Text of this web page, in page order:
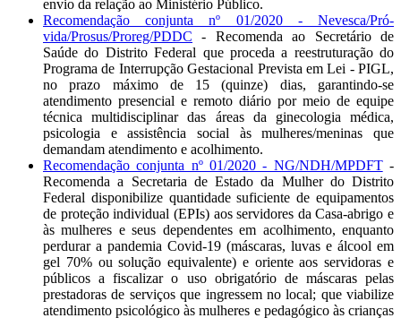
envio da relação ao Ministério Público.
Recomendação conjunta nº 01/2020 - Nevesca/Pró-
vida/Prosus/Proreg/PDDC - Recomenda ao Secretário de
Saúde do Distrito Federal que proceda a reestruturação do
Programa de Interrupção Gestacional Prevista em Lei - PIGL,
no prazo máximo de 15 (quinze) dias, garantindo-se
atendimento presencial e remoto diário por meio de equipe
técnica multidisciplinar das áreas da ginecologia médica,
psicologia e assistência social às mulheres/meninas que
demandam atendimento e acolhimento.
Recomendação conjunta nº 01/2020 - NG/NDH/MPDFT-
Recomenda a Secretaria de Estado da Mulher do Distrito
Federal disponibilize quantidade suficiente de equipamentos
de proteção individual (EPIs) aos servidores da Casa-abrigo e
às mulheres e seus dependentes em acolhimento, enquanto
perdurar a pandemia Covid-19 (máscaras, luvas e álcool em
gel 70% ou solução equivalente) e oriente aos servidoras e
públicos a fiscalizar o uso obrigatório de máscaras pelas
prestadoras de serviços que ingressem no local; que viabilize
atendimento psicológico às mulheres e pedagógico às crianças